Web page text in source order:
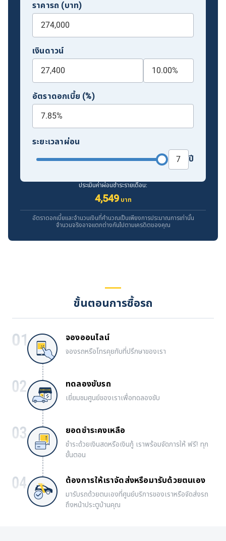
ราคารถ (บาท)
เงินดาวน์
อัตราดอกเบี้ย (%)
ระยะเวลาผ่อน
ปี
ประเมินค่าผ่อนชำระรายเดือน:
4,549 บาท
อัตราดอกเบี้ยและจำนวนเงินที่คำนวณเป็นเพียงการประมาณการเท่านั้น
จำนวนจริงอาจแตกต่างกันไปตามเครดิตของคุณ
ขั้นตอนการซื้อรถ
จองออนไลน์
จองรถหรือโทรคุยกับที่ปรึกษาของเรา
ทดลองขับรถ
เยี่ยมชมศูนย์ของเราเพื่อทดลองขับ
ยอดชำระคงเหลือ
ชำระด้วยเงินสดหรือเงินกู้ เราพร้อมจัดการให้ ฟรี! ทุก
ขั้นตอน
ต้องการให้เราจัดส่งหรือมารับด้วยตนเอง
มารับรถด้วยตนเองที่ศูนย์บริการของเราหรือจัดส่งรถ
ถึงหน้าประตูบ้านคุณ